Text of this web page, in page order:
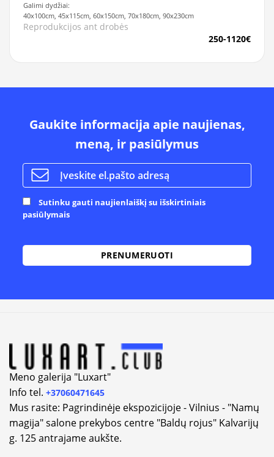
Galimi dydžiai:
40x100cm, 45x115cm, 60x150cm, 70x180cm, 90x230cm
Reprodukcijos ant drobės
250-1120€
Gaukite informacija apie naujienas,
meną, ir pasiūlymus
Sutinku gauti naujienlaiškį su išskirtiniais
pasiūlymais
Meno galerija "Luxart"
Info tel. +37060471645
Mus rasite: Pagrindinėje ekspozicijoje - Vilnius - "Namų
magija" salone prekybos centre "Baldų rojus" Kalvarijų
g. 125 antrajame aukšte.